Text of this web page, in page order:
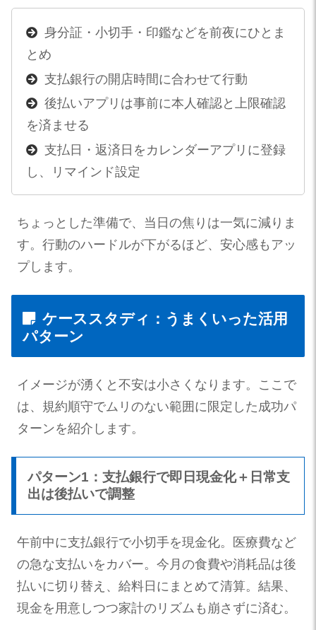
身分証・小切手・印鑑などを前夜にひとま
とめ
支払銀行の開店時間に合わせて行動
後払いアプリは事前に本人確認と上限確認
を済ませる
支払日・返済日をカレンダーアプリに登録
し、リマインド設定
ちょっとした準備で、当日の焦りは一気に減りま
す。行動のハードルが下がるほど、安心感もアッ
プします。
ケーススタディ：うまくいった活用
パターン
イメージが湧くと不安は小さくなります。ここで
は、規約順守でムリのない範囲に限定した成功パ
ターンを紹介します。
パターン1：支払銀行で即日現金化＋日常支
出は後払いで調整
午前中に支払銀行で小切手を現金化。医療費など
の急な支払いをカバー。今月の食費や消耗品は後
払いに切り替え、給料日にまとめて清算。結果、
現金を用意しつつ家計のリズムも崩さずに済む。